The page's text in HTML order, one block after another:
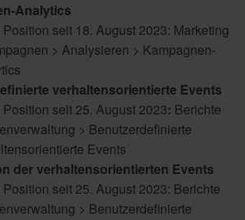
Analytics
seit 18. August 2023: Marketing
> Analysieren > Kampagnen-
verhaltensorientierte Events
seit 25. August 2023: Berichte
> Benutzerdefinierte
Events
der verhaltensorientierten Events
seit 25. August 2023: Berichte
> Benutzerdefinierte